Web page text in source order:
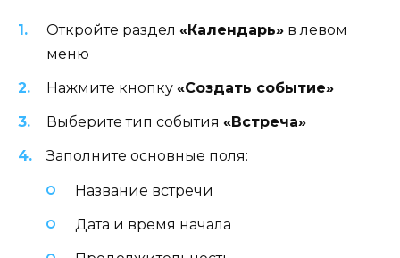
Откройте раздел «Календарь» в левом
меню
Нажмите кнопку «Создать событие»
Выберите тип события «Встреча»
Заполните основные поля:
Название встречи
Дата и время начала